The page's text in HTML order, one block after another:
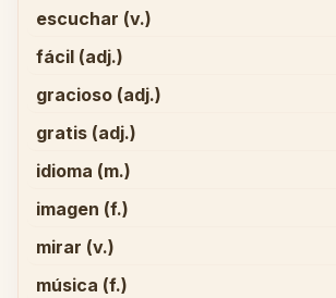
escuchar (v.)
fácil (adj.)
gracioso (adj.)
gratis (adj.)
idioma (m.)
imagen (f.)
mirar (v.)
música (f.)